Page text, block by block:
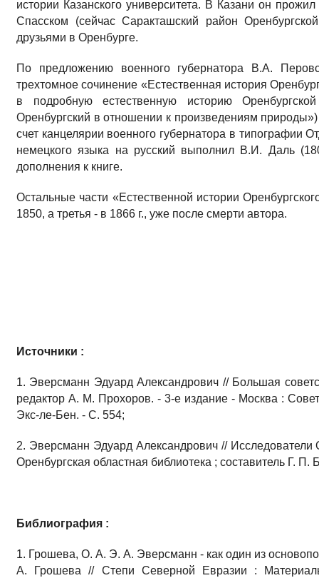
истории Казанского университета. В Казани он
Спасском (сейчас Саракташский район
друзьями в Оренбурге.
По предложению военного губернатора В.А.
трехтомное сочинение «Естественная история
в подробную естественную историю
Оренбургский в отношении к произведениям
счет канцелярии военного губернатора в типографии
немецкого языка на русский выполнил В.И. Даль
дополнения к книге.
Остальные части «Естественной истории
1850, а третья - в 1866 г., уже после смерти автора.
Источники :
1. Эверсманн Эдуард Александрович // Большая
редактор А. М. Прохоров. - 3-е издание - Москва :
Экс-ле-Бен. - С. 554;
2. Эверсманн Эдуард Александрович // Исследователи
Оренбургская областная библиотека ; составитель Г.
Библиография :
1. Грошева, О. А. Э. А. Эверсманн - как один из
А. Грошева // Степи Северной Евразии :